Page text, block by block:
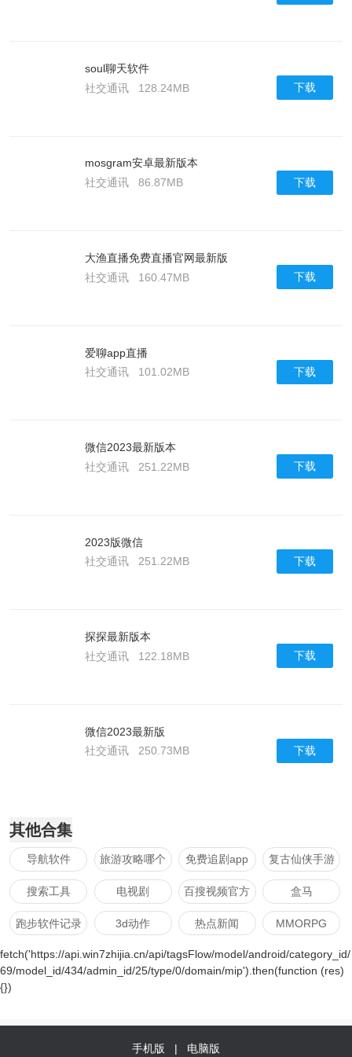
soul聊天软件
社交通讯
128.24MB 下载
mosgram安卓最新版本
社交通讯
86.87MB 下载
大渔直播免费直播官网最新版
社交通讯
160.47MB 下载
爱聊app直播
社交通讯
101.02MB 下载
微信2023最新版本
社交通讯
251.22MB 下载
2023版微信
社交通讯
251.22MB 下载
探探最新版本
社交通讯
122.18MB 下载
微信2023最新版
社交通讯
250.73MB 下载
其他合集
导航软件
旅游攻略哪个
app好
免费追剧app
软件哪个好
复古仙侠手游
搜索工具 电视剧
百搜视频官方
版
盒马
跑步软件记录
好用
3d动作 热点新闻 MMORPG
音乐 坦克 求职 策略经营
游
途虎养车app 射击闯关
fetch('https://api.win7zhijia.cn/api/tagsFlow/model/android/category_id/
69/model_id/434/admin_id/25/type/0/domain/mip').then(function (res)
{})
手机版 | 电脑版